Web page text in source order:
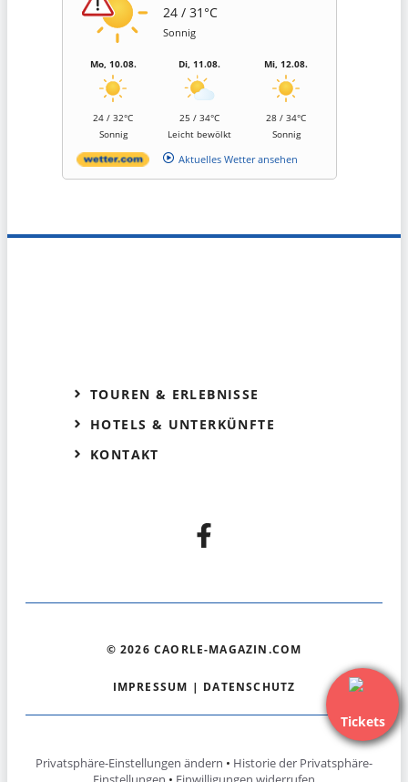
24 / 31°C
Sonnig
Mo, 10.08.
24 / 32°C
Sonnig
Di, 11.08.
25 / 34°C
Leicht bewölkt
Mi, 12.08.
28 / 34°C
Sonnig
Aktuelles Wetter ansehen
Tickets
TOUREN & ERLEBNISSE
HOTELS & UNTERKÜNFTE
KONTAKT
© 2026 CAORLE-MAGAZIN.COM
IMPRESSUM | DATENSCHUTZ
Privatsphäre-Einstellungen ändern • Historie der Privatsphäre-